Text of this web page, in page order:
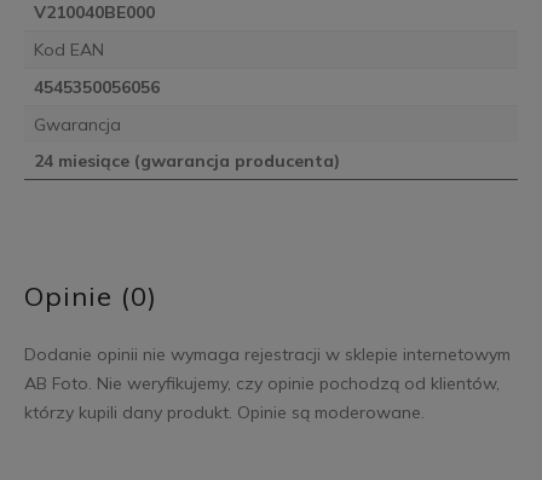
V210040BE000
Kod EAN
4545350056056
Gwarancja
24 miesiące (gwarancja producenta)
Opinie (0)
Dodanie opinii nie wymaga rejestracji w sklepie internetowym
AB Foto. Nie weryfikujemy, czy opinie pochodzą od klientów,
którzy kupili dany produkt. Opinie są moderowane.